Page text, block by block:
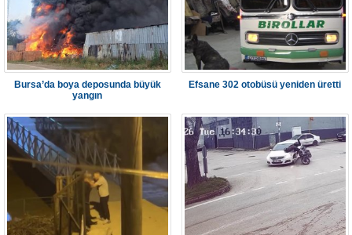
Bursa’da boya deposunda büyük
yangın
Efsane 302 otobüsü yeniden üretti